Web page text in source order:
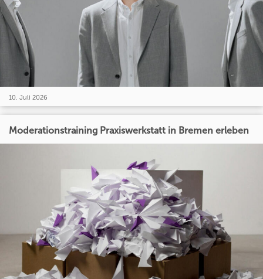
10. Juli 2026
Moderationstraining Praxiswerkstatt in Bremen erleben